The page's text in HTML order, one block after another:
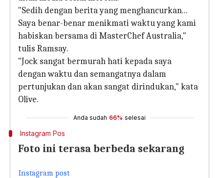
"Sedih dengan berita yang menghancurkan...
Saya benar-benar menikmati waktu yang kami
habiskan bersama di MasterChef Australia,"
tulis Ramsay.
"Jock sangat bermurah hati kepada saya
dengan waktu dan semangatnya dalam
pertunjukan dan akan sangat dirindukan," kata
Olive.
Anda sudah 66% selesai
Instagram Pos
Foto ini terasa berbeda sekarang
Instagram post